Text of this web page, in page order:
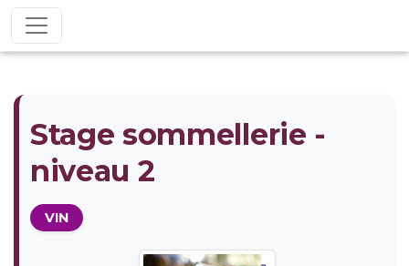
Stage sommellerie -
niveau 2
VIN